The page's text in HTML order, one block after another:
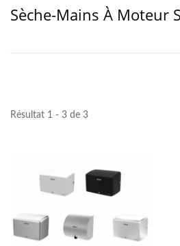
Sèche-Mains À Moteur
Résultat 1 - 3 de 3